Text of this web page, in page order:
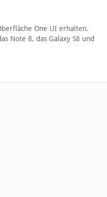
One UI erhalten.
Note 8, das Galaxy S8 und